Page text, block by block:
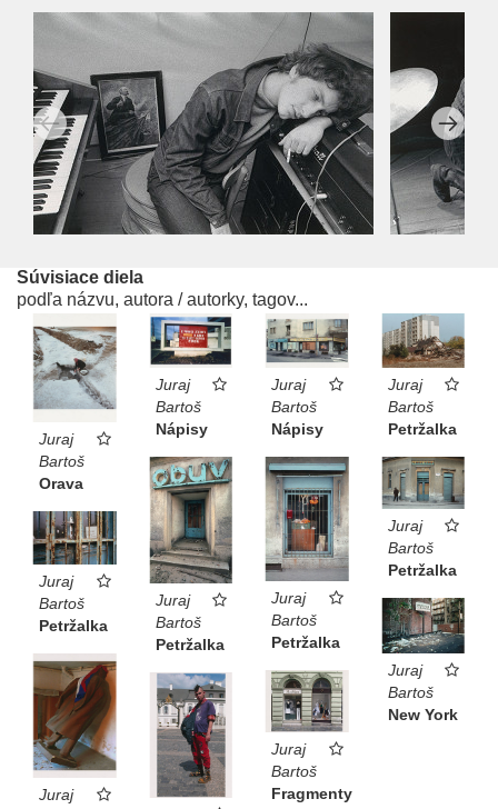
Súvisiace diela
podľa názvu, autora / autorky, tagov...
Juraj
Bartoš
Orava
Juraj
Bartoš
Nápisy
Juraj
Bartoš
Nápisy
Juraj
Bartoš
Petržalka
Juraj
Bartoš
Petržalka
Juraj
Bartoš
Petržalka
Juraj
Bartoš
Petržalka
Juraj
Bartoš
Petržalka
Juraj
Bartoš
New York
Juraj
Juraj
Bartoš
Fragmenty